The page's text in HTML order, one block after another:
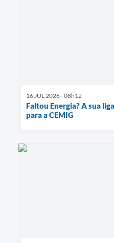
16 JUL 2026 - 08h12
Faltou Energia? A sua
para a CEMIG